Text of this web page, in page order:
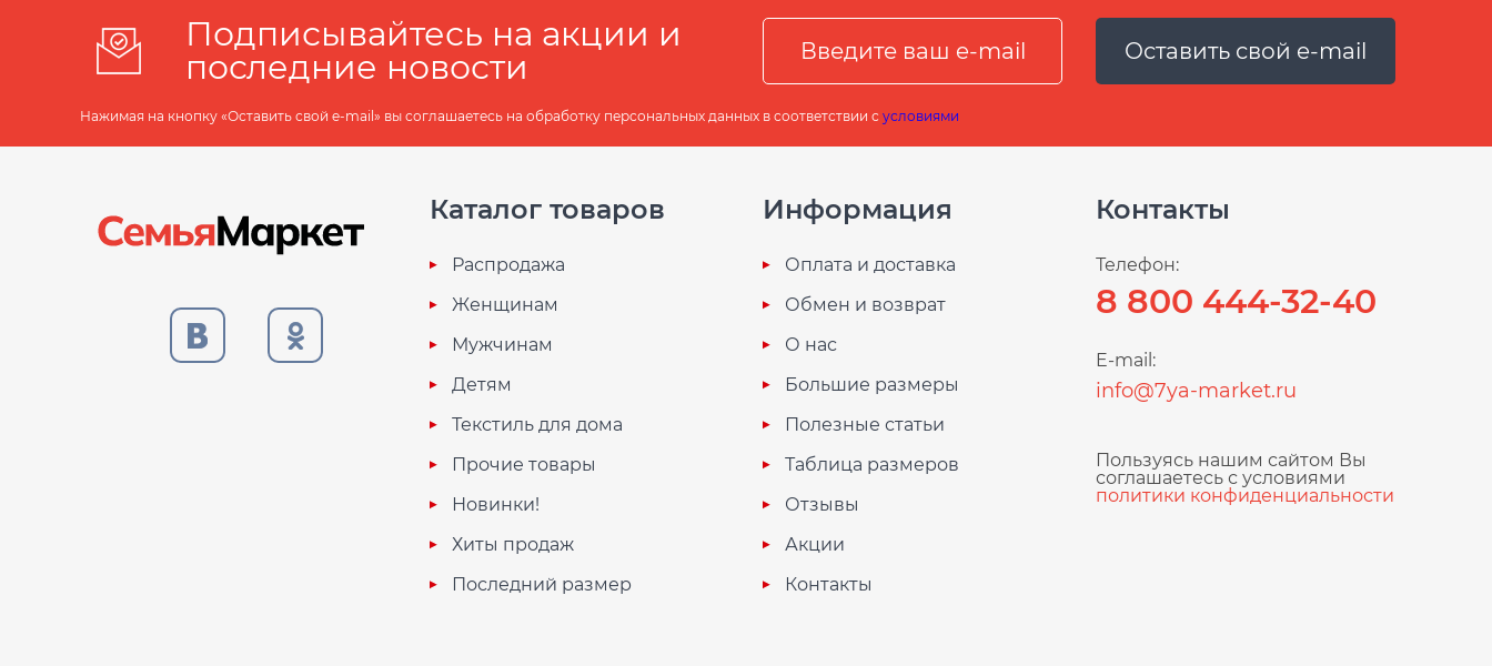
Подписывайтесь на акции и
последние новости
Оставить свой e-mail
Нажимая на кнопку «Оставить свой e-mail» вы соглашаетесь на обработку персональных данных в соответствии с условиями
Каталог товаров
Распродажа
Женщинам
Мужчинам
Детям
Текстиль для дома
Прочие товары
Новинки!
Хиты продаж
Последний размер
Информация
Оплата и доставка
Обмен и возврат
О нас
Большие размеры
Полезные статьи
Таблица размеров
Отзывы
Акции
Контакты
Контакты
Телефон:
8 800 444-32-40
E-mail:
info@7ya-market.ru
Пользуясь нашим сайтом Вы
соглашаетесь с условиями
политики конфиденциальности